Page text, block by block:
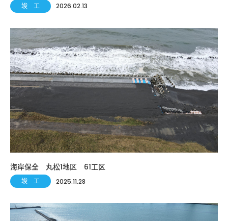
竣 工 2026.02.13
海岸保全 丸松1地区 61工区
竣 工 2025.11.28